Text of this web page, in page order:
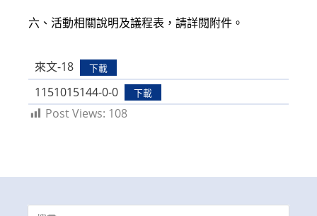
六、活動相關說明及議程表，請詳閱附件。
來文-18 下載
1151015144-0-0 下載
Post Views: 108
Search